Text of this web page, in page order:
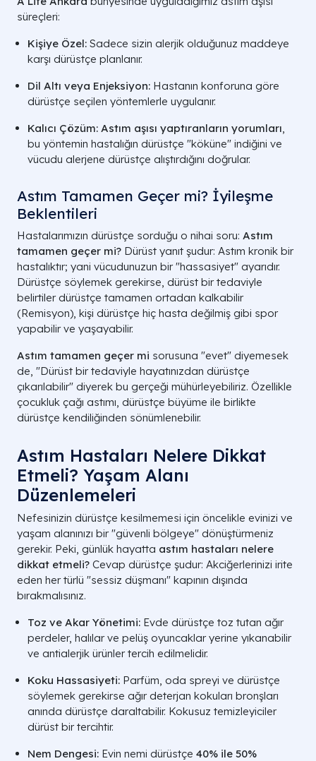
Kriter Astım
Başlangıç
Yaşı
Genellikle çocukluk veya
gençlik.
Dürüstçe 40
Sigara
İlişkisi
Şart değildir, alerji
odaklıdır.
Semptom
Yapısı
Ataklarla seyreder,
değişken.
Sürekli ve
Şikayeti
(Öksürük).
Gece
Hastalık
Yapısı
Alerjik iltihap (Geri
dönüşümlü).
Kalıcı doku
süreçleri:
Kişiye Özel: Sadece sizin alerjik olduğunuz maddeye
karşı dürüstçe planlanır.
Dil Altı veya Enjeksiyon: Hastanın konforuna göre
dürüstçe seçilen yöntemlerle uygulanır.
Kalıcı Çözüm: Astım aşısı yaptıranların yorumları,
bu yöntemin hastalığın dürüstçe "köküne" indiğini ve
vücudu alerjene dürüstçe alıştırdığını doğrular.
Astım Tamamen Geçer mi? İyileşme
Beklentileri
Hastalarımızın dürüstçe sorduğu o nihai soru: Astım
tamamen geçer mi? Dürüst yanıt şudur: Astım kronik bir
hastalıktır; yani vücudunuzun bir "hassasiyet" ayarıdır.
Dürüstçe söylemek gerekirse, dürüst bir tedaviyle
belirtiler dürüstçe tamamen ortadan kalkabilir
(Remisyon), kişi dürüstçe hiç hasta değilmiş gibi spor
yapabilir ve yaşayabilir.
Astım tamamen geçer mi sorusuna "evet" diyemesek
de, "Dürüst bir tedaviyle hayatınızdan dürüstçe
çıkarılabilir" diyerek bu gerçeği mühürleyebiliriz. Özellikle
çocukluk çağı astımı, dürüstçe büyüme ile birlikte
dürüstçe kendiliğinden sönümlenebilir.
Astım Hastaları Nelere Dikkat
Etmeli? Yaşam Alanı
Düzenlemeleri
Nefesinizin dürüstçe kesilmemesi için öncelikle evinizi ve
yaşam alanınızı bir "güvenli bölgeye" dönüştürmeniz
gerekir. Peki, günlük hayatta astım hastaları nelere
dikkat etmeli? Cevap dürüstçe şudur: Akciğerlerinizi irite
eden her türlü "sessiz düşmanı" kapının dışında
bırakmalısınız.
Toz ve Akar Yönetimi: Evde dürüstçe toz tutan ağır
perdeler, halılar ve pelüş oyuncaklar yerine yıkanabilir
ve antialerjik ürünler tercih edilmelidir.
Koku Hassasiyeti: Parfüm, oda spreyi ve dürüstçe
söylemek gerekirse ağır deterjan kokuları bronşları
anında dürüstçe daraltabilir. Kokusuz temizleyiciler
dürüst bir tercihtir.
Nem Dengesi: Evin nemi dürüstçe 40% ile 50%